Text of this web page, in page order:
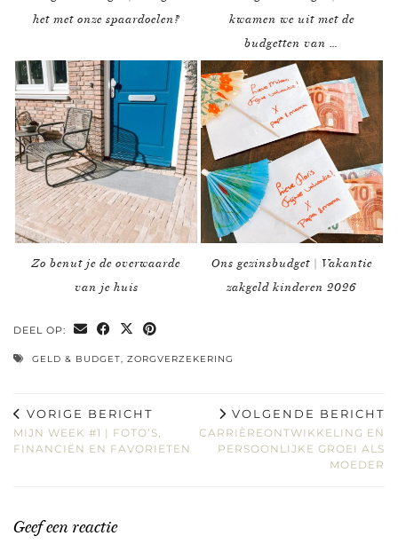
het met onze spaardoelen?
kwamen we uit met de
budgetten van …
Zo benut je de overwaarde
van je huis
Ons gezinsbudget | Vakantie
zakgeld kinderen 2026
DEEL OP:
GELD & BUDGET, ZORGVERZEKERING
VORIGE BERICHT
MIJN WEEK #1 | FOTO’S,
FINANCIËN EN FAVORIETEN
VOLGENDE BERICHT
CARRIÈREONTWIKKELING EN
PERSOONLIJKE GROEI ALS
MOEDER
Geef een reactie